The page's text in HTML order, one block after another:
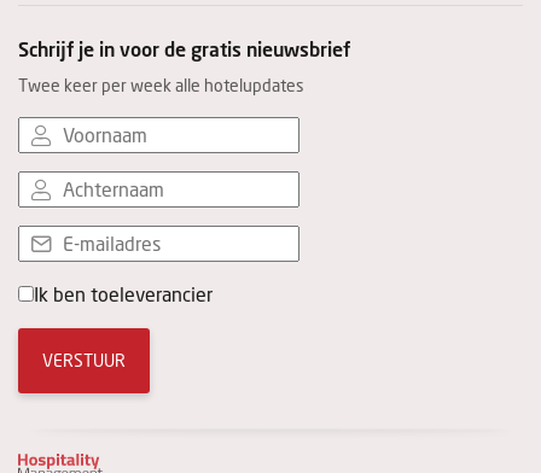
Schrijf je in voor de gratis nieuwsbrief
Twee keer per week alle hotelupdates
Ik ben toeleverancier
VERSTUUR